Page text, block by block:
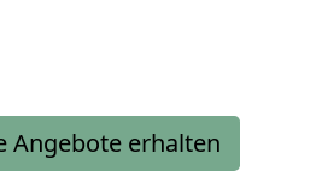
Angebote erhalten